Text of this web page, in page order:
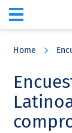
content
sidebar
Home